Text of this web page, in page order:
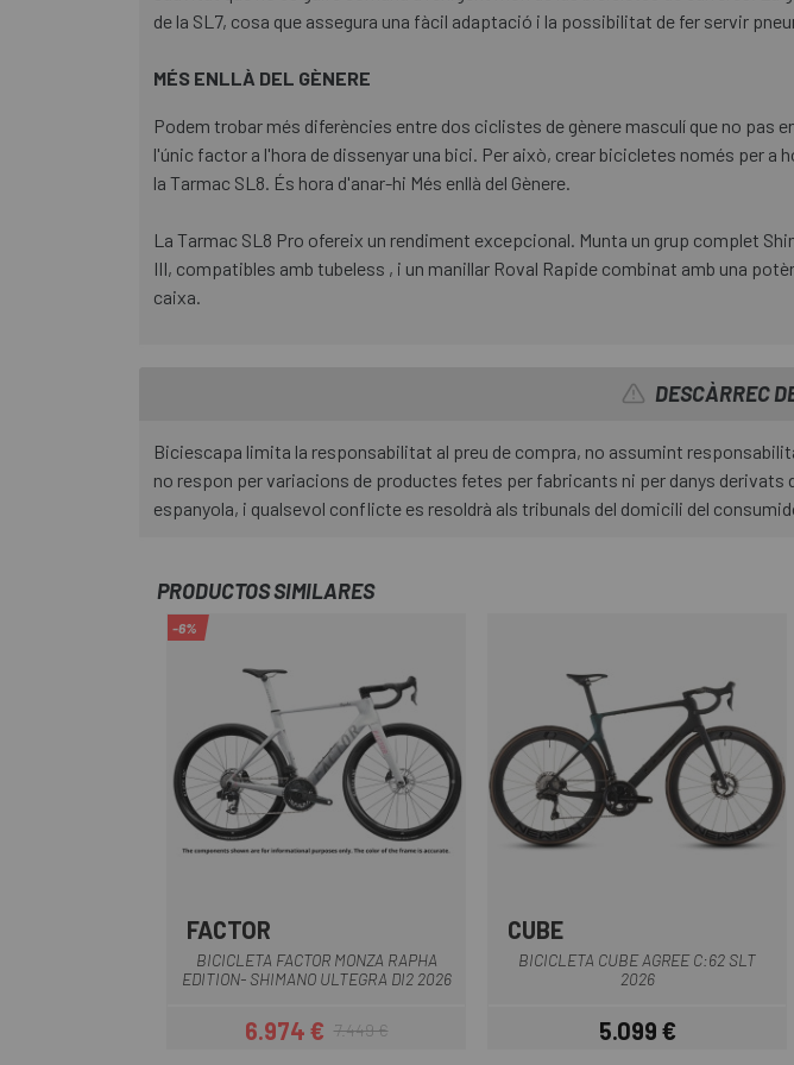
de la SL7, cosa que assegura una fàcil adaptació i la possibilitat de fer servir
MÉS ENLLÀ DEL GÈNERE
Podem trobar més diferències entre dos ciclistes de gènere masculí que no pas
l'únic factor a l'hora de dissenyar una bici. Per això, crear bicicletes només per
la Tarmac SL8. És hora d'anar-hi Més enllà del Gènere.
La Tarmac SL8 Pro ofereix un rendiment excepcional. Munta un grup complet
III, compatibles amb tubeless , i un manillar Roval Rapide combinat amb una
caixa.
DESCÀRREC
Biciescapa limita la responsabilitat al preu de compra, no assumint
no respon per variacions de productes fetes per fabricants ni per danys derivats
espanyola, i qualsevol conflicte es resoldrà als tribunals del domicili del
PRODUCTOS SIMILARES
-6%
FACTOR
BICICLETA FACTOR MONZA RAPHA
EDITION- SHIMANO ULTEGRA DI2 2026
Preu
6.974 €Preu regular
7.449 €
CUBE
BICICLETA CUBE AGREE C:62 SLT
2026
Preu
5.099 €